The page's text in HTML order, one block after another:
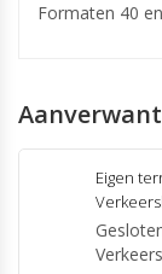
Formaten 40
Eigen